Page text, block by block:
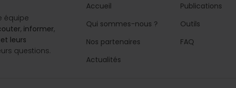
équipe
, informer,
leurs
questions.
Accueil
Qui sommes-nous ?
Nos partenaires
Actualités
Publications
Outils
FAQ